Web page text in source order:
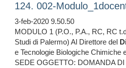
124. 002-
3-feb-2020 9.50.50
MODULO 1 (P.O., P.A., RC, RC
Studi di Palermo) Al Direttore del
e Tecnologie Biologiche Chimiche
SEDE OGGETTO: DOMANDA